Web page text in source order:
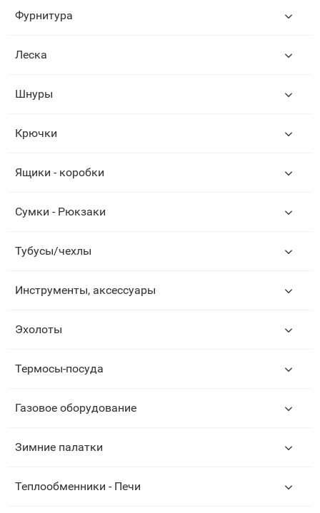
Фурнитура
Леска
Шнуры
Крючки
Ящики - коробки
Сумки - Рюкзаки
Тубусы/чехлы
Инструменты, аксессуары
Эхолоты
Термосы-посуда
Газовое оборудование
Зимние палатки
Теплообменники - Печи